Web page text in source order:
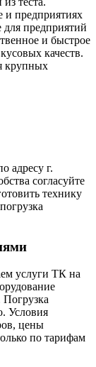
и предприятиях
предприятий
и быстрое
качеств.
крупных
адресу г.
согласуйте
технику
услуги ТК на
Погрузка
Условия
цены
по тарифам